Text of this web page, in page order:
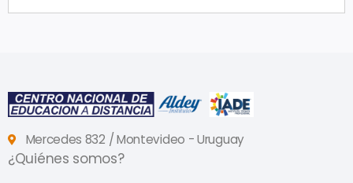
Mercedes 832 / Montevideo - Uruguay
¿Quiénes somos?